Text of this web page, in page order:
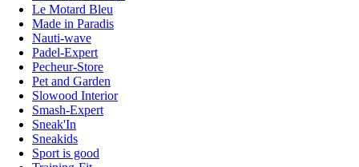
Le Motard Bleu
Made in Paradis
Nauti-wave
Padel-Expert
Pecheur-Store
Pet and Garden
Slowood Interior
Smash-Expert
Sneak'In
Sneakids
Sport is good